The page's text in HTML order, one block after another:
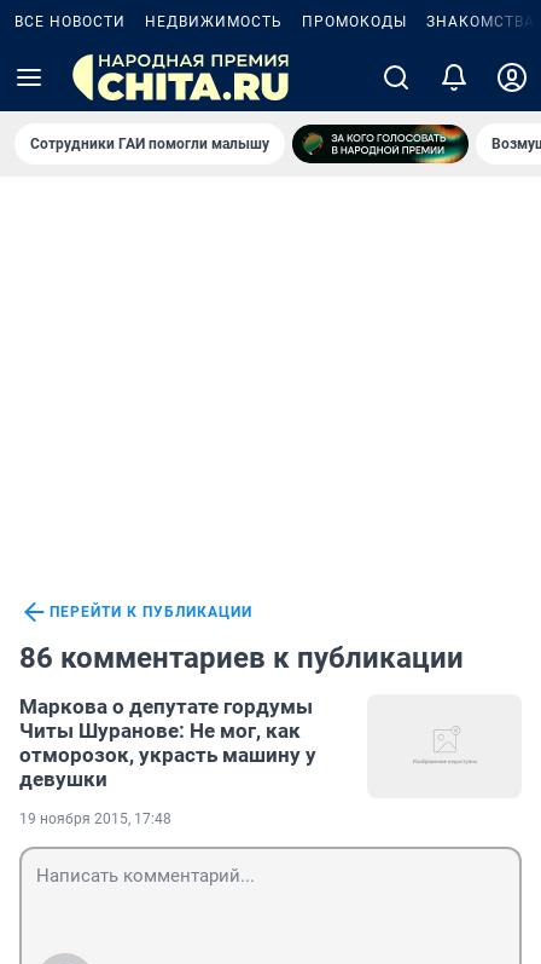
ВСЕ НОВОСТИ НЕДВИЖИМОСТЬ ПРОМОКОДЫ ЗНАКОМСТВА
Сотрудники ГАИ помогли малышу
ПЕРЕЙТИ К ПУБЛИКАЦИИ
86 комментариев к публикации
Маркова о депутате гордумы
Читы Шуранове: Не мог, как
отморозок, украсть машину у
девушки
19 ноября 2015, 17:48